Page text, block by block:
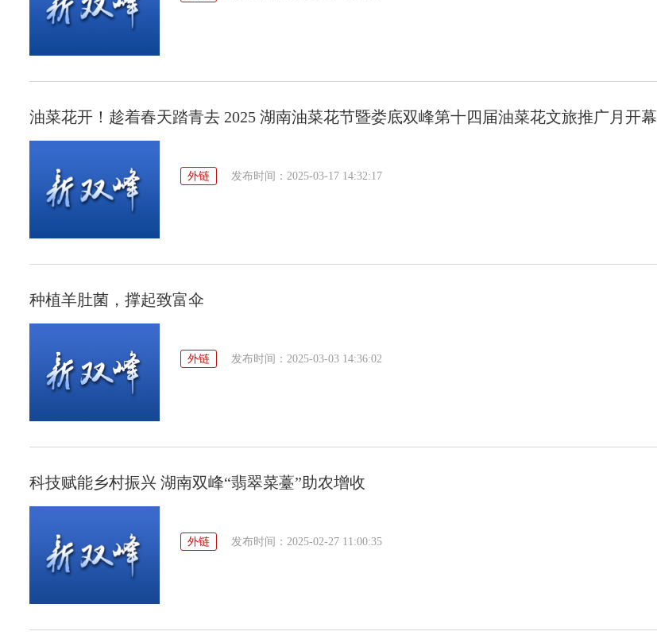
油菜花开！趁着春天踏青去 2025 湖南油菜花节暨娄底双峰第十四届油菜花文旅推广月开幕
外链 发布时间：2025-03-17 14:32:17
种植羊肚菌，撑起致富伞
外链 发布时间：2025-03-03 14:36:02
科技赋能乡村振兴 湖南双峰“翡翠菜薹”助农增收
外链 发布时间：2025-02-27 11:00:35